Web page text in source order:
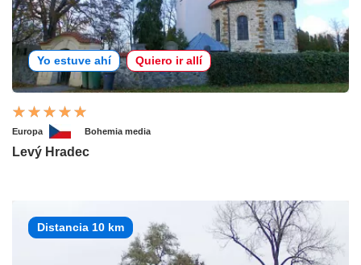
Yo estuve ahí Quiero ir allí
Europa Bohemia media
Levý Hradec
Distancia 10 km